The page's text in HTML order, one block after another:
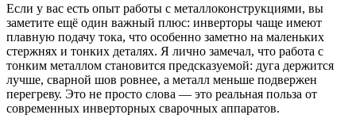
Если у вас есть опыт работы с металлоконструкциями, вы
заметите ещё один важный плюс: инверторы чаще имеют
плавную подачу тока, что особенно заметно на маленьких
стержнях и тонких деталях. Я лично замечал, что работа с
тонким металлом становится предсказуемой: дуга держится
лучше, сварной шов ровнее, а металл меньше подвержен
перегреву. Это не просто слова — это реальная польза от
современных инверторных сварочных аппаратов.